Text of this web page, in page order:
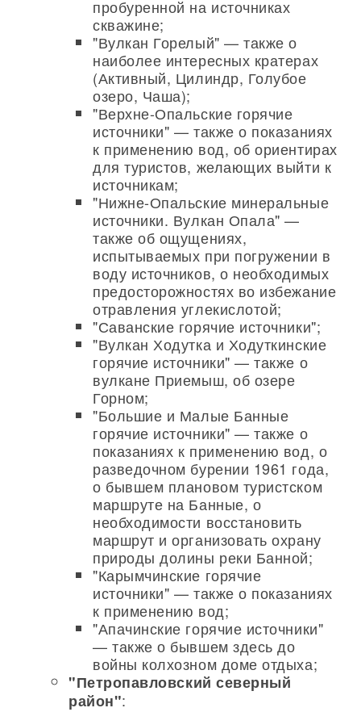
пробуренной на источниках
скважине;
"Вулкан Горелый" — также о
наиболее интересных кратерах
(Активный, Цилиндр, Голубое
озеро, Чаша);
"Верхне-Опальские горячие
источники" — также о показаниях
к применению вод, об ориентирах
для туристов, желающих выйти к
источникам;
"Нижне-Опальские минеральные
источники. Вулкан Опала" —
также об ощущениях,
испытываемых при погружении в
воду источников, о необходимых
предосторожностях во избежание
отравления углекислотой;
"Саванские горячие источники";
"Вулкан Ходутка и Ходуткинские
горячие источники" — также о
вулкане Приемыш, об озере
Горном;
"Большие и Малые Банные
горячие источники" — также о
показаниях к применению вод, о
разведочном бурении 1961 года,
о бывшем плановом туристском
маршруте на Банные, о
необходимости восстановить
маршрут и организовать охрану
природы долины реки Банной;
"Карымчинские горячие
источники" — также о показаниях
к применению вод;
"Апачинские горячие источники"
— также о бывшем здесь до
войны колхозном доме отдыха;
"Петропавловский северный
район":